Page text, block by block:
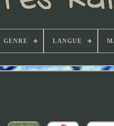
GENRE LANGUE